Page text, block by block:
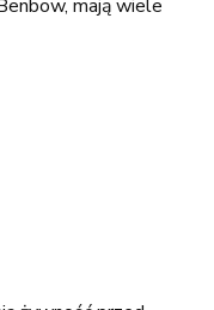
mają wiele